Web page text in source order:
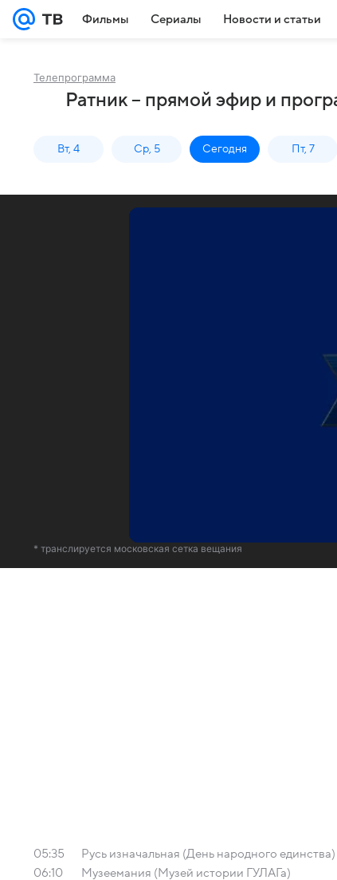
Фильмы Сериалы Новости и статьи
Телепрограмма
Ратник – прямой эфир и
Вт, 4 Ср, 5 Сегодня Пт, 7
* транслируется московская сетка вещания
05:35
Русь изначальная (День народного единства)
06:10
Музеемания (Музей истории ГУЛАГа)